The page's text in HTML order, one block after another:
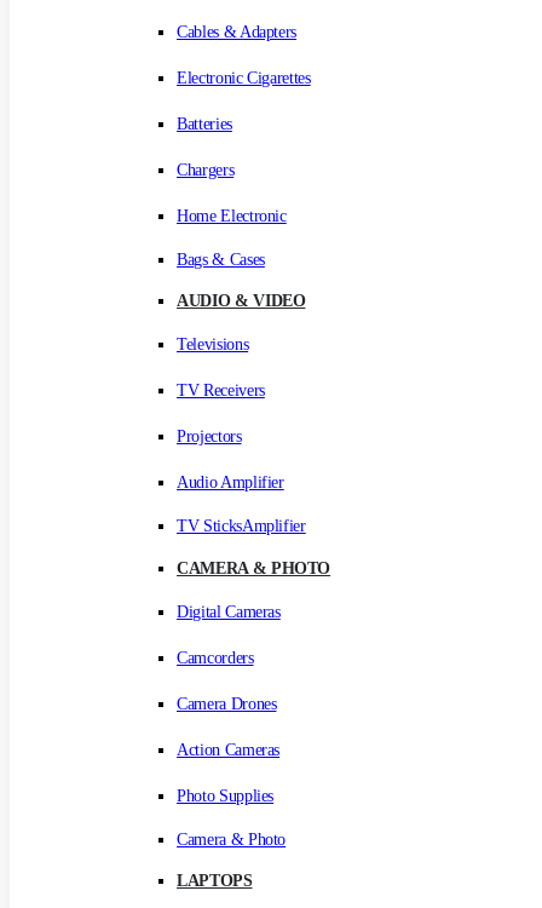
Cables & Adapters
Electronic Cigarettes
Batteries
Chargers
Home Electronic
Bags & Cases
AUDIO & VIDEO
Televisions
TV Receivers
Projectors
Audio Amplifier
TV SticksAmplifier
CAMERA & PHOTO
Digital Cameras
Camcorders
Camera Drones
Action Cameras
Photo Supplies
Camera & Photo
LAPTOPS